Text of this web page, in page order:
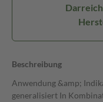
Beschreibung
Anwendung &amp;
generalisiert In